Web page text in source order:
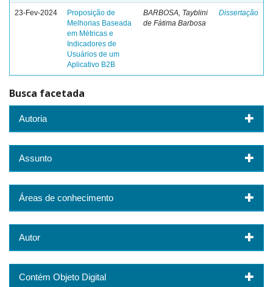
23-Fev-2024
Proposição de
Melhorias Baseada
em Métricas e
Indicadores de
Usuários de um
Aplicativo B2B
BARBOSA, Tayblini
de Fátima Barbosa
Dissertação
Busca facetada
Autoria
Assunto
Áreas de conhecimento
Autor
Contém Objeto Digital